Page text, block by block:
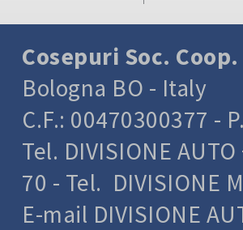
Cosepuri Soc.
Bologna BO - Italy
C.F.: 00470300377 -
Tel. DIVISIONE
70 - Tel. DIVISIONE
E-mail DIVISIONE